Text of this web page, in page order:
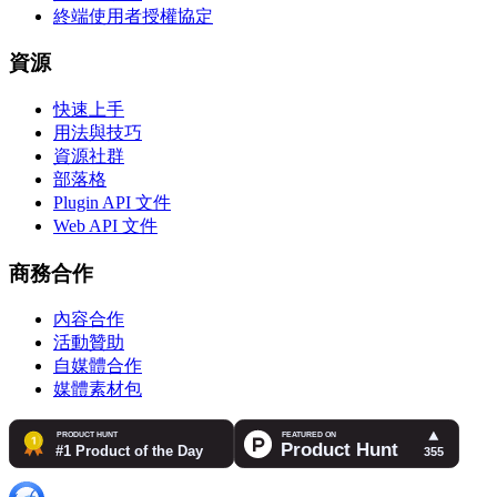
終端使用者授權協定
資源
快速上手
用法與技巧
資源社群
部落格
Plugin API 文件
Web API 文件
商務合作
內容合作
活動贊助
自媒體合作
媒體素材包